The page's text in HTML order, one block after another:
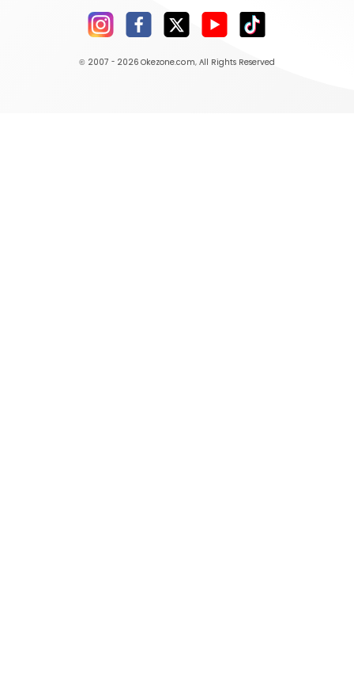
© 2007 - 2026 Okezone.com, All Rights Reserved